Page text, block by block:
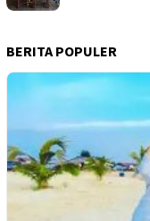
BERITA POPULER